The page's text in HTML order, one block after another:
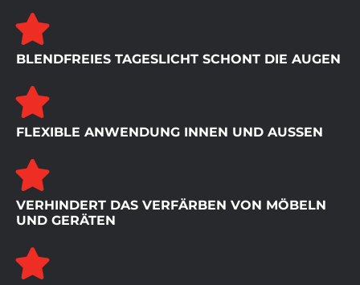
BLENDFREIES TAGESLICHT SCHONT DIE AUGEN
FLEXIBLE ANWENDUNG INNEN UND AUSSEN
VERHINDERT DAS VERFÄRBEN VON MÖBELN
UND GERÄTEN